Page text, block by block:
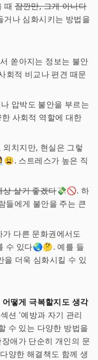
때잠깐만, 그게 아니다
거나 심화시키는 방법을
쏟아지는 정보는 불안
회적 비교나 편견 때문
압박도 불안을 부르는
사회적 역할에 대한
치지만, 현실은 그렇
스트레스가 높은 직
상 살기 좋겠다💸🚫. 하
들에게 불안을 주는 큰
다른 문화권에서도
수 있다🌏🤔. 예를 들
더욱 심화시킬 수 있
어떻게 극복할지도 생각
션 '예방과 자기 관리
수 있는 다양한 방법을
애가 단순히 개인의 문
양한 해결책도 함께 생